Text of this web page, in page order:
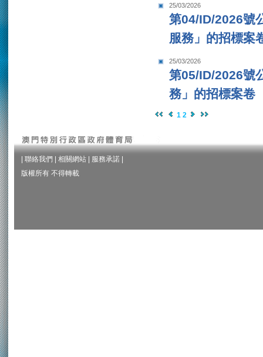
25/03/2026
第04/ID/2026號
服務」的招標案
25/03/2026
第05/ID/2026號
務」的招標案卷
1 2
聯絡我們 相關網站 服務承諾
版權所有 不得轉載